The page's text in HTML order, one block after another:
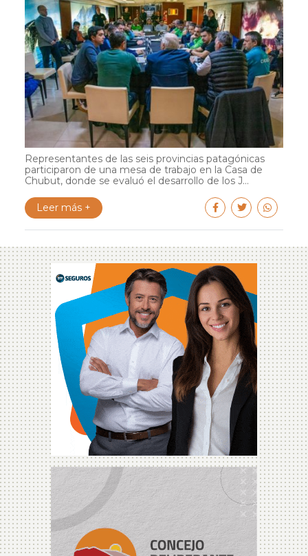
Representantes de las seis provincias patagónicas
participaron de una mesa de trabajo en la Casa de
Chubut, donde se evaluó el desarrollo de los J...
Leer más +